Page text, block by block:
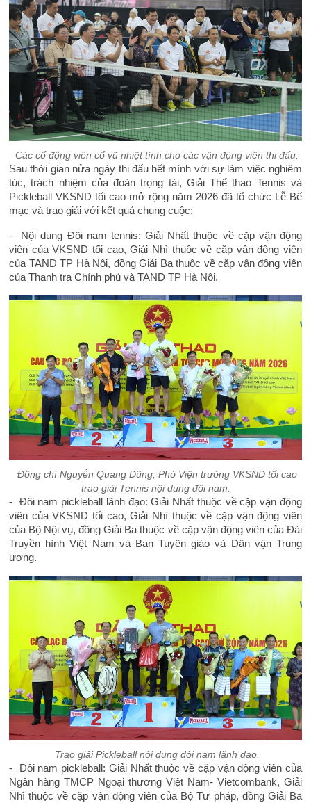
Các cổ động viên cổ vũ nhiệt tình cho các vận động viên thi đấu.
Sau thời gian nửa ngày thi đấu hết mình với sự làm việc nghiêm
túc, trách nhiệm của đoàn trọng tài, Giải Thể thao Tennis và
Pickleball VKSND tối cao mở rộng năm 2026 đã tổ chức Lễ Bế
mạc và trao giải với kết quả chung cuộc:
- Nội dung Đôi nam tennis: Giải Nhất thuộc về cặp vận động
viên của VKSND tối cao, Giải Nhì thuộc về cặp vận động viên
của TAND TP Hà Nội, đồng Giải Ba thuộc về cặp vận động viên
của Thanh tra Chính phủ và TAND TP Hà Nội.
Đồng chí Nguyễn Quang Dũng, Phó Viện trưởng VKSND tối cao
trao giải Tennis nội dung đôi nam.
- Đôi nam pickleball lãnh đạo: Giải Nhất thuộc về cặp vận động
viên của VKSND tối cao, Giải Nhì thuộc về cặp vận động viên
của Bộ Nội vụ, đồng Giải Ba thuộc về cặp vận động viên của Đài
Truyền hình Việt Nam và Ban Tuyên giáo và Dân vận Trung
ương.
Trao giải Pickleball nội dung đôi nam lãnh đạo.
- Đôi nam pickleball: Giải Nhất thuộc về cặp vận động viên của
Ngân hàng TMCP Ngoại thương Việt Nam- Vietcombank, Giải
Nhì thuộc về cặp vận động viên của Bộ Tư pháp, đồng Giải Ba